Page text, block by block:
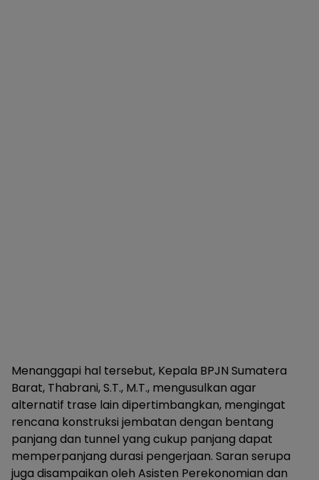
Menanggapi hal tersebut, Kepala BPJN Sumatera
Barat, Thabrani, S.T., M.T., mengusulkan agar
alternatif trase lain dipertimbangkan, mengingat
rencana konstruksi jembatan dengan bentang
panjang dan tunnel yang cukup panjang dapat
memperpanjang durasi pengerjaan. Saran serupa
juga disampaikan oleh Asisten Perekonomian dan